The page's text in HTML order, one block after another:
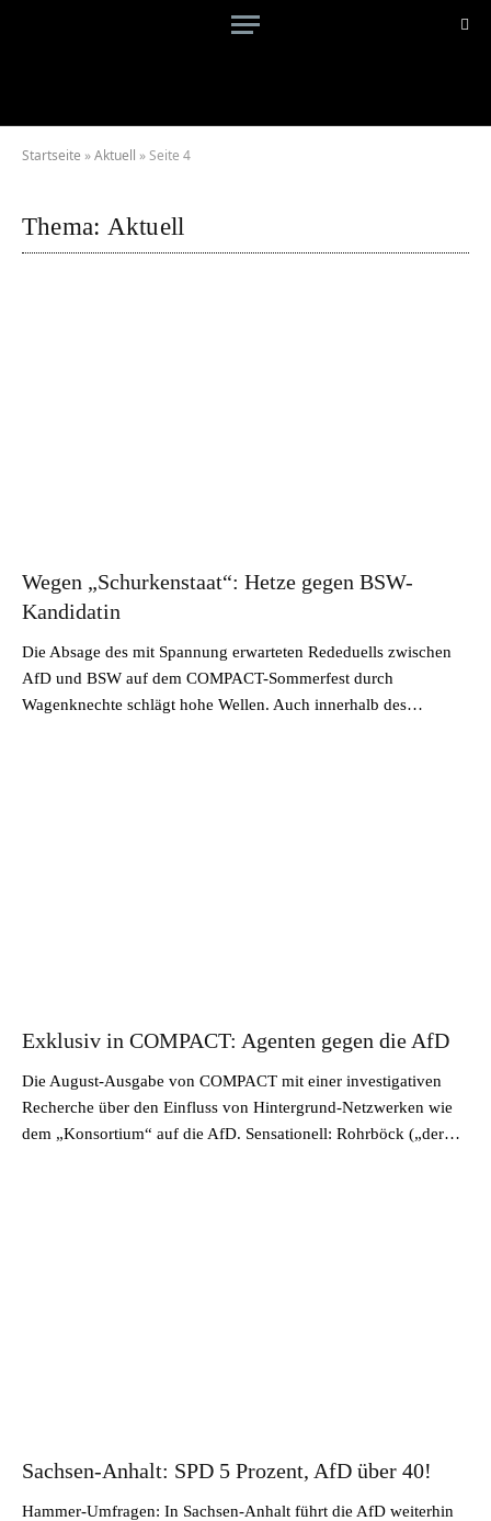
Startseite »Aktuell »Seite 4
Thema: Aktuell
Wegen „Schurkenstaat“: Hetze gegen BSW-
Kandidatin
Die Absage des mit Spannung erwarteten Rededuells zwischen
AfD und BSW auf dem COMPACT-Sommerfest durch
Wagenknechte schlägt hohe Wellen. Auch innerhalb des…
Exklusiv in COMPACT: Agenten gegen die AfD
Die August-Ausgabe von COMPACT mit einer investigativen
Recherche über den Einfluss von Hintergrund-Netzwerken wie
dem „Konsortium“ auf die AfD. Sensationell: Rohrböck („der…
Sachsen-Anhalt: SPD 5 Prozent, AfD über 40!
Hammer-Umfragen: In Sachsen-Anhalt führt die AfD weiterhin